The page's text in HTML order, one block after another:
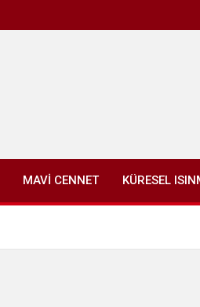
MAVİ CENNET KÜRESEL